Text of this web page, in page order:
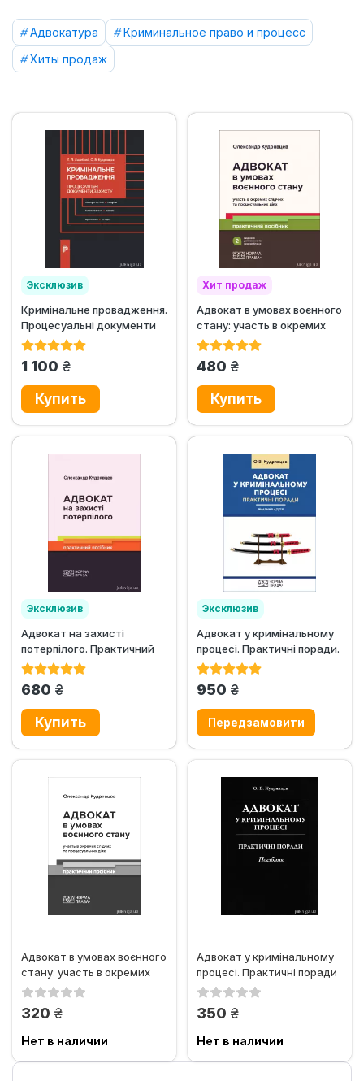
Адвокатура
Криминальное право и процесс
Хиты продаж
Эксклюзив
Кримінальне провадження.
Процесуальні документи
захисту
1 100 грн.
Хит продаж
Адвокат в умовах воєнного
стану: участь в окремих
слідчих та...
480 грн.
Эксклюзив
Адвокат на захисті
потерпілого. Практичний
посібник
680 грн.
Эксклюзив
Хит продаж
Адвокат у кримінальному
процесі. Практичні поради.
Видання друге
950 грн.
Адвокат в умовах воєнного
стану: участь в окремих
слідчих та...
320 грн.
Нет в наличии
Адвокат у кримінальному
процесі. Практичні поради
350 грн.
Нет в наличии